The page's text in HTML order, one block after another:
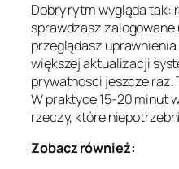
Dobry rytm wygląda tak:
sprawdzasz zalogowane
przeglądasz
większej aktualizacji
prywatności jeszcze raz.
W praktyce 15-20 minut
rzeczy, które
Zobacz również: